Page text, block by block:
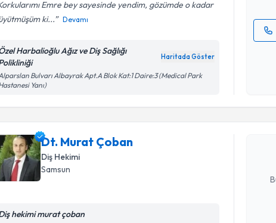
Emre bey sayesinde yendim, gözümde o kadar
ki...
Devamı
Harbalioğlu Ağız ve Diş Sağlığı
Haritada Göster
Bulvarı Albayrak Apt.A Blok Kat:1 Daire:3 (Medical Park
Yanı)
Dt. Murat Çoban
Diş Hekimi
Samsun
hekimi murat çoban